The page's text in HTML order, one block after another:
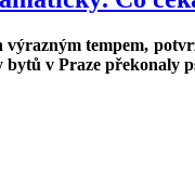
tempem,
v Praze překonaly